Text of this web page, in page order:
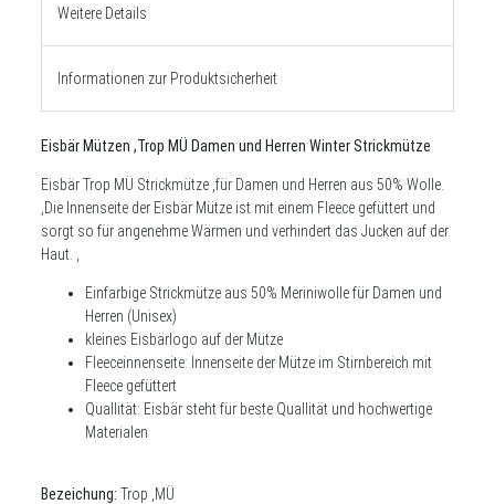
Weitere Details
Informationen zur Produktsicherheit
Eisbär Mützen ,Trop MÜ Damen und Herren Winter Strickmütze
Eisbär Trop MÜ Strickmütze ,für Damen und Herren aus 50% Wolle.
,Die Innenseite der Eisbär Mütze ist mit einem Fleece gefüttert und
sorgt so für angenehme Wärmen und verhindert das Jucken auf der
Haut. ,
Einfarbige Strickmütze aus 50% Meriniwolle für Damen und
Herren (Unisex)
kleines Eisbärlogo auf der Mütze
Fleeceinnenseite: Innenseite der Mütze im Stirnbereich mit
Fleece gefüttert
Quallität: Eisbär steht für beste Quallität und hochwertige
Materialen
Bezeichung:Trop ,MÜ